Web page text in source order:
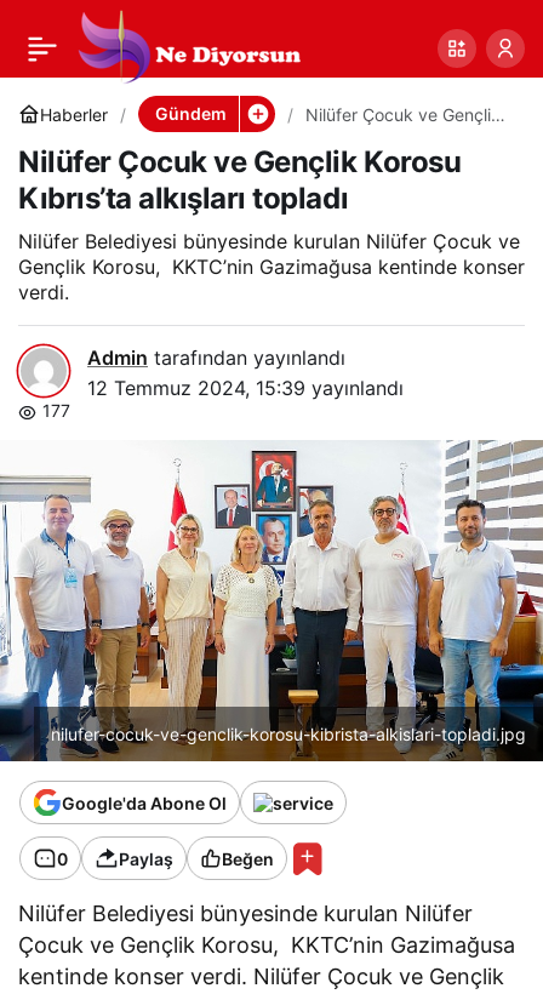
Haberler Gündem
Nilüfer Çocuk ve Gençlik
topladı
Nilüfer Çocuk ve Gençlik Korosu
Kıbrıs’ta alkışları topladı
Nilüfer Belediyesi bünyesinde kurulan Nilüfer Çocuk ve
Gençlik Korosu, KKTC’nin Gazimağusa kentinde konser
verdi.
Admin tarafından yayınlandı
12 Temmuz 2024, 15:39 yayınlandı
177
nilufer-cocuk-ve-genclik-korosu-kibrista-alkislari-topladi.jpg
Google'da Abone Ol
0 Paylaş Beğen
Nilüfer Belediyesi bünyesinde kurulan Nilüfer
Çocuk ve Gençlik Korosu, KKTC’nin Gazimağusa
kentinde konser verdi. Nilüfer Çocuk ve Gençlik
Nilüfer Çocuk ve
Gençlik Korosu
Kıbrıs’ta alkışları
topladı
Paylaş